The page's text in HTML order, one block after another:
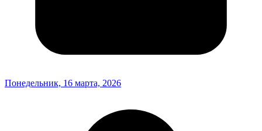
Понедельник, 16 марта, 2026